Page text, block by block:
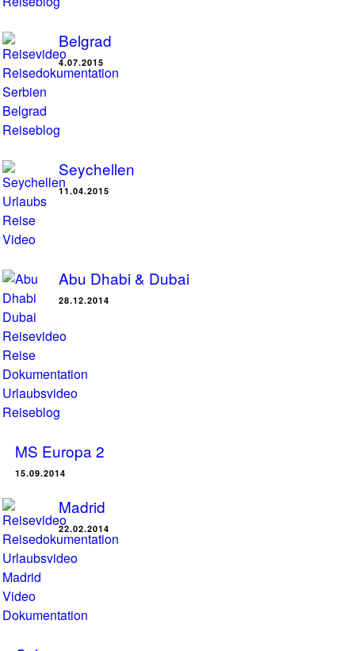
Belgrad
4.07.2015
Seychellen
11.04.2015
Abu Dhabi & Dubai
28.12.2014
MS Europa 2
15.09.2014
Madrid
22.02.2014